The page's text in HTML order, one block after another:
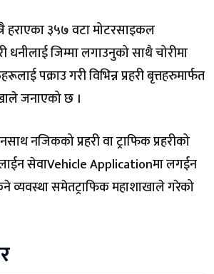
हराएका ३५७ वटा मोटरसाइकल
धनीलाई जिम्मा लगाउनुको साथै चोरीमा
पक्राउ गरी विभिन्न प्रहरी बृत्तहरुमार्फत
जनाएको छ ।
नजिकको प्रहरी वा ट्राफिक प्रहरीको
सेवाVehicle Applicationमा लगईन
व्यवस्था समेतट्राफिक महाशाखाले गरेको